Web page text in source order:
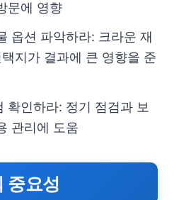
문에 영향
옵션 파악하라: 크라운 재
지가 결과에 큰 영향을 준
확인하라: 정기 점검과 보
관리에 도움
중요성